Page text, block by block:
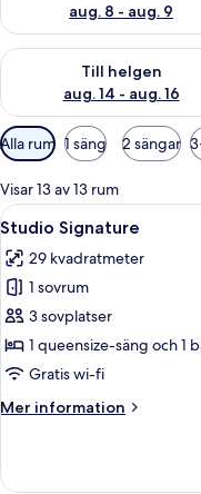
aug. 8 - aug. 9
Till helgen
aug. 14 - aug. 16
Kontrollera
Tillgängliga
filter
för
rum
Alla rum 1 säng 2 sängar
Visar 13 av 13 rum
Öppna
alla
foton
för
Studio
Signature
17
Studio Signature
29 kvadratmeter
1 sovrum
3 sovplatser
1 queensize-säng och 1
Gratis wi-fi
Mer information
Mer
Signature